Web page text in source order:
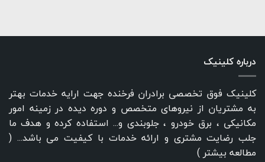
درباره کلینیک
کلینیک فوق تخصصی برادران فرخنده جهت ارایه خدمات بهتر
به مشتریان از نیروهای متخصص و دوره دیده در زمینه امور
مکانیکی ، برق خودرو ، جلوبندی و... استفاده کرده و هدف ما
جلب رضایت مشتری و ارائه خدمات با کیفیت می باشد... (
مطالعه بیشتر )